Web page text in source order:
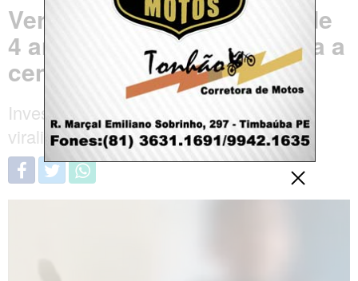
Vereador amarra enteado de
4 anos pelo pescoço e filma a
cena
Investigação foi iniciada após um vídeo
viralizar em diversas redes sociais